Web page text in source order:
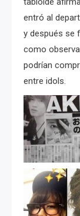
entró al
y después se
como
podrían
entre idols.